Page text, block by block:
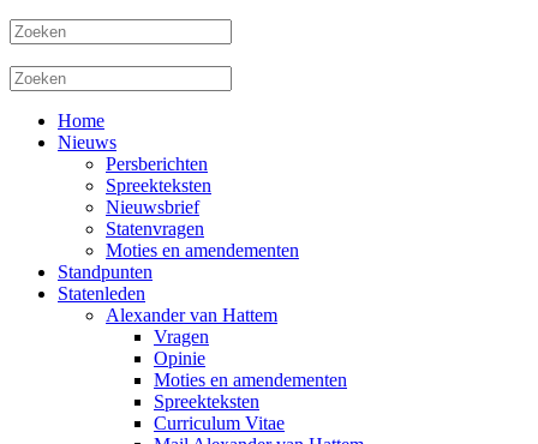
Home
Nieuws
Persberichten
Spreekteksten
Nieuwsbrief
Statenvragen
Moties en amendementen
Standpunten
Statenleden
Alexander van Hattem
Vragen
Opinie
Moties en amendementen
Spreekteksten
Curriculum Vitae